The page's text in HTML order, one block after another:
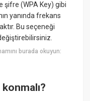
şifre (WPA Key) gibi
yanında frekans
Bu seçeneği
burada okuyun: